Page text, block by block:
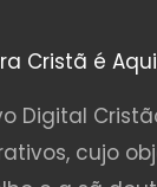
Cristã é
Digital
cujo